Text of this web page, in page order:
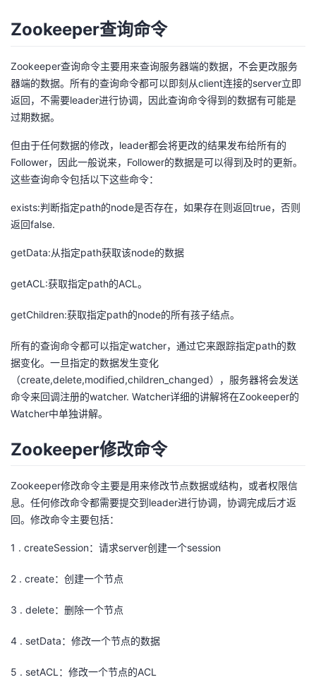
Zookeeper查询命令
Zookeeper查询命令主要用来查询服务器端的数据，不会更改服务
器端的数据。所有的查询命令都可以即刻从client连接的server立即
返回，不需要leader进行协调，因此查询命令得到的数据有可能是
过期数据。
但由于任何数据的修改，leader都会将更改的结果发布给所有的
Follower，因此一般说来，Follower的数据是可以得到及时的更新。
这些查询命令包括以下这些命令：
exists:判断指定path的node是否存在，如果存在则返回true，否则
返回false.
getData:从指定path获取该node的数据
getACL:获取指定path的ACL。
getChildren:获取指定path的node的所有孩子结点。
所有的查询命令都可以指定watcher，通过它来跟踪指定path的数
据变化。一旦指定的数据发生变化
（create,delete,modified,children_changed），服务器将会发送
命令来回调注册的watcher. Watcher详细的讲解将在Zookeeper的
Watcher中单独讲解。
Zookeeper修改命令
Zookeeper修改命令主要是用来修改节点数据或结构，或者权限信
息。任何修改命令都需要提交到leader进行协调，协调完成后才返
回。修改命令主要包括：
1 . createSession：请求server创建一个session
2 . create：创建一个节点
3 . delete：删除一个节点
4 . setData：修改一个节点的数据
5 . setACL：修改一个节点的ACL